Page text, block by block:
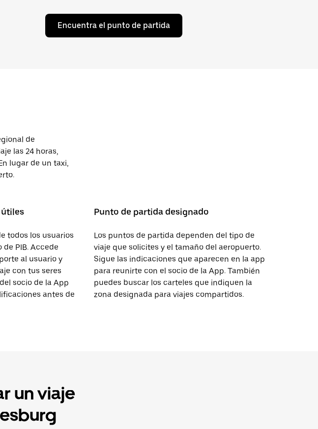
Encuentra el punto de partida
de
las 24 horas,
lugar de un taxi,
útiles
todos los usuarios
PIB. Accede
al usuario y
con tus seres
socio de la App
antes de
Punto de partida designado
Los puntos de partida dependen del tipo de
viaje que solicites y el tamaño del aeropuerto.
Sigue las indicaciones que aparecen en la app
para reunirte con el socio de la App. También
puedes buscar los carteles que indiquen la
zona designada para viajes compartidos.
un viaje